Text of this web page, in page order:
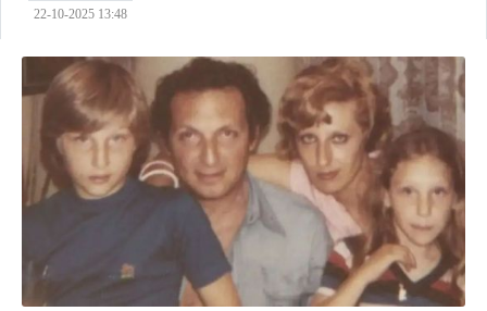
22-10-2025 13:48